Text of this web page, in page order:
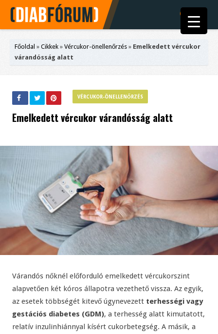
Főoldal » Cikkek » Vércukor-önellenőrzés » Emelkedett vércukor
várandósság alatt
VÉRCUKOR-ÖNELLENŐRZÉS
Emelkedett vércukor várandósság alatt
Várandós nőknél előforduló emelkedett vércukorszint
alapvetően két kóros állapotra vezethető vissza. Az egyik,
az esetek többségét kitevő úgynevezett terhességi vagy
gestációs diabetes (GDM), a terhesség alatt kimutatott,
relatív inzulinhiánnyal kísért cukorbetegség. A másik, a